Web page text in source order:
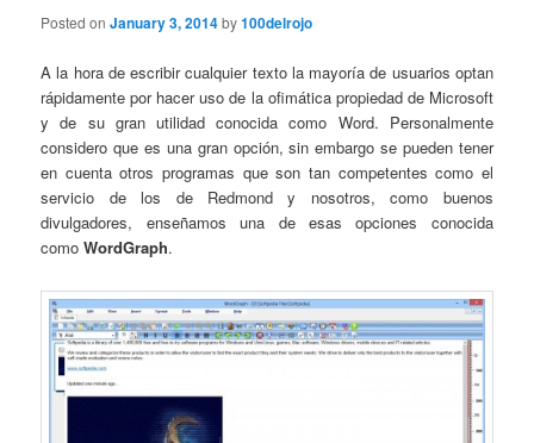
Posted onJanuary 3, 2014by100delrojo
A la hora de escribir cualquier texto la mayoría de usuarios optan
rápidamente por hacer uso de la ofimática propiedad de Microsoft
y de su gran utilidad conocida como Word. Personalmente
considero que es una gran opción, sin embargo se pueden tener
en cuenta otros programas que son tan competentes como el
servicio de los de Redmond y nosotros, como buenos
divulgadores, enseñamos una de esas opciones conocida
comoWordGraph.